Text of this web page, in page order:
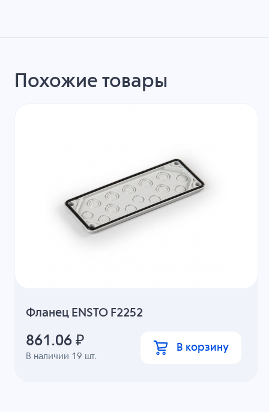
Похожие товары
Фланец ENSTO F2252
В наличии 19 шт.
861.06 ₽ В корзину